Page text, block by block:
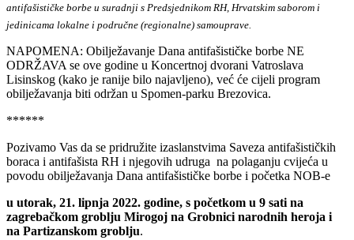
antifašističke borbe u suradnji s Predsjednikom RH, Hrvatskim saborom i
jedinicama lokalne i područne (regionalne) samouprave.
NAPOMENA: Obilježavanje Dana antifašističke borbe NE
ODRŽAVA se ove godine u Koncertnoj dvorani Vatroslava
Lisinskog (kako je ranije bilo najavljeno), već će cijeli program
obilježavanja biti održan u Spomen-parku Brezovica.
******
Pozivamo Vas da se pridružite izaslanstvima Saveza antifašističkih
boraca i antifašista RH i njegovih udruga na polaganju cvijeća u
povodu obilježavanja Dana antifašističke borbe i početka NOB-e
u utorak, 21. lipnja 2022. godine, s početkom u 9 sati na
zagrebačkom groblju Mirogoj na Grobnici narodnih heroja i
na Partizanskom groblju.